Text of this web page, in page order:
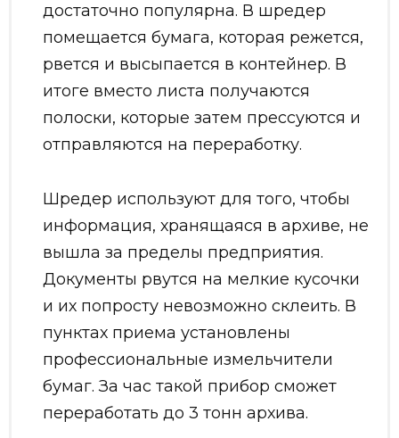
достаточно популярна. В шредер
помещается бумага, которая режется,
рвется и высыпается в контейнер. В
итоге вместо листа получаются
полоски, которые затем прессуются и
отправляются на переработку.
Шредер используют для того, чтобы
информация, хранящаяся в архиве, не
вышла за пределы предприятия.
Документы рвутся на мелкие кусочки
и их попросту невозможно склеить. В
пунктах приема установлены
профессиональные измельчители
бумаг. За час такой прибор сможет
переработать до 3 тонн архива.